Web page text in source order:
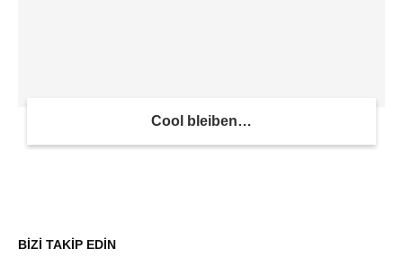
Cool bleiben…
BİZİ TAKİP EDİN